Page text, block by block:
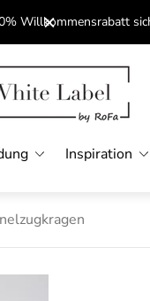
Willkommensrabatt
Laden-Logo"
Inspiration